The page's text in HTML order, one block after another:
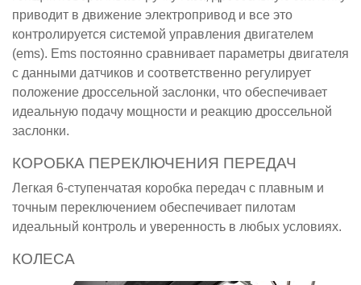
приводит в движение электропривод и все это
контролируется системой управления двигателем
(ems). Ems постоянно сравнивает параметры двигателя
с данными датчиков и соответственно регулирует
положение дроссельной заслонки, что обеспечивает
идеальную подачу мощности и реакцию дроссельной
заслонки.
КОРОБКА ПЕРЕКЛЮЧЕНИЯ ПЕРЕДАЧ
Легкая 6-ступенчатая коробка передач с плавным и
точным переключением обеспечивает пилотам
идеальный контроль и уверенность в любых условиях.
КОЛЕСА